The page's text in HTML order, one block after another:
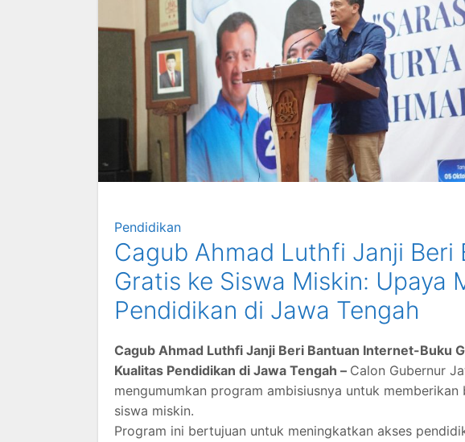
Pendidikan
Cagub Ahmad Luthfi Janji
Gratis ke Siswa Miskin: Upaya
Pendidikan di Jawa Tengah
Cagub Ahmad Luthfi Janji Beri Bantuan Internet-Buku
Kualitas Pendidikan di Jawa Tengah – Calon Gubernur
mengumumkan program ambisiusnya untuk
siswa miskin.
Program ini bertujuan untuk meningkatkan akses